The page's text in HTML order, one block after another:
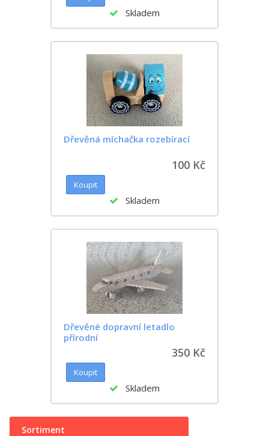
Skladem
Dřevěná míchačka rozebírací
100 Kč
Skladem
Dřevěné dopravní letadlo
přírodní
350 Kč
Skladem
Sortiment